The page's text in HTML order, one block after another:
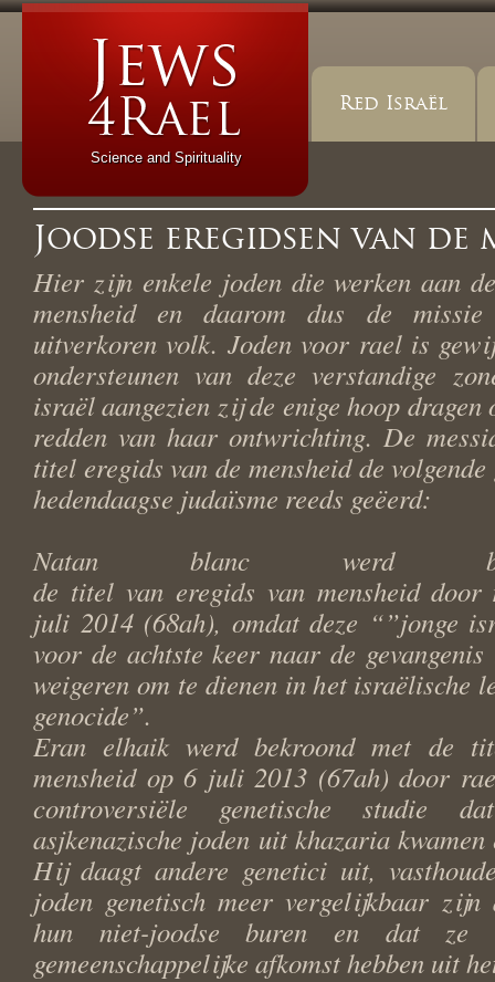
Science and Spirituality
Red Israël
Joodse eregidsen van de
Hier zijn enkele joden die werken aan
mensheid en daarom dus de
uitverkoren volk. Joden voor rael is
ondersteunen van deze verstandige
israël aangezien zij de enige hoop dragen
redden van haar ontwrichting. De
titel eregids van de mensheid de
hedendaagse judaïsme reeds geëerd:
Natan blanc werd
de titel van eregids van mensheid
juli 2014 (68ah), omdat deze “”jonge
voor de achtste keer naar de gevangenis
weigeren om te dienen in het israëlische
genocide”.
Eran elhaik werd bekroond met de
mensheid op 6 juli 2013 (67ah) door
controversiële genetische studie
asjkenazische joden uit khazaria
Hij daagt andere genetici uit,
joden genetisch meer vergelijkbaar
hun niet-joodse buren en dat ze
gemeenschappelijke afkomst hebben uit